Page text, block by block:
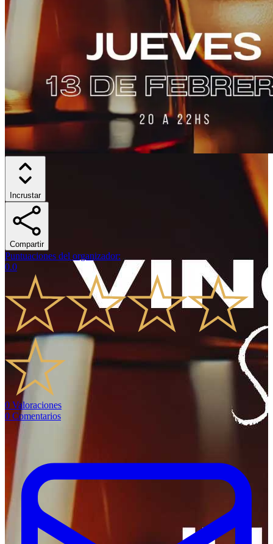
Incrustar
Compartir
Puntuaciones del organizador:
0.0
0 Valoraciones
0 Comentarios